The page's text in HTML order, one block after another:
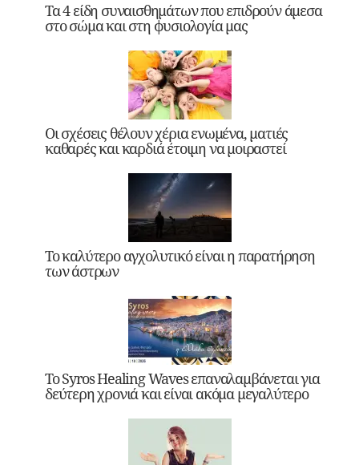
Τα 4 είδη συναισθημάτων που επιδρούν άμεσα
στο σώμα και στη φυσιολογία μας
Οι σχέσεις θέλουν χέρια ενωμένα, ματιές
καθαρές και καρδιά έτοιμη να μοιραστεί
Το καλύτερο αγχολυτικό είναι η παρατήρηση
των άστρων
Το Syros Healing Waves επαναλαμβάνεται για
δεύτερη χρονιά και είναι ακόμα μεγαλύτερο